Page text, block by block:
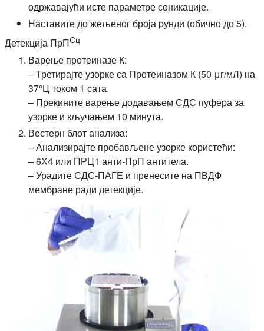
одржавајући исте параметре соникације.
Наставите до жељеног броја рунди (обично до 5).
Детекција ПрПСц
Варење протеиназе К:
– Третирајте узорке са Протеиназом К (50 μг/мЛ) на
37°Ц током 1 сата.
– Прекините варење додавањем СДС пуфера за
узорке и кључањем 10 минута.
Вестерн блот анализа:
– Анализирајте пробављене узорке користећи:
– 6Х4 или ПРЦ1 анти-ПрП антитела.
– Урадите СДС-ПАГЕ и пренесите на ПВДФ
мембране ради детекције.